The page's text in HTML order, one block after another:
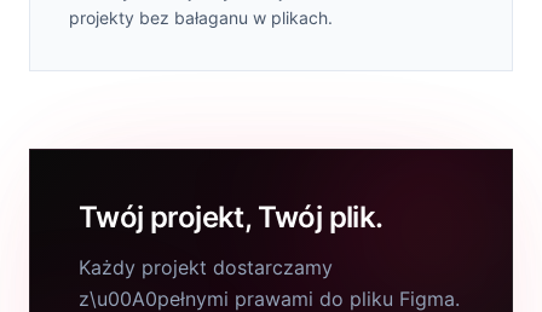
projekty bez bałaganu w plikach.
Twój projekt, Twój plik.
Każdy projekt dostarczamy
z\u00A0pełnymi prawami do pliku Figma.